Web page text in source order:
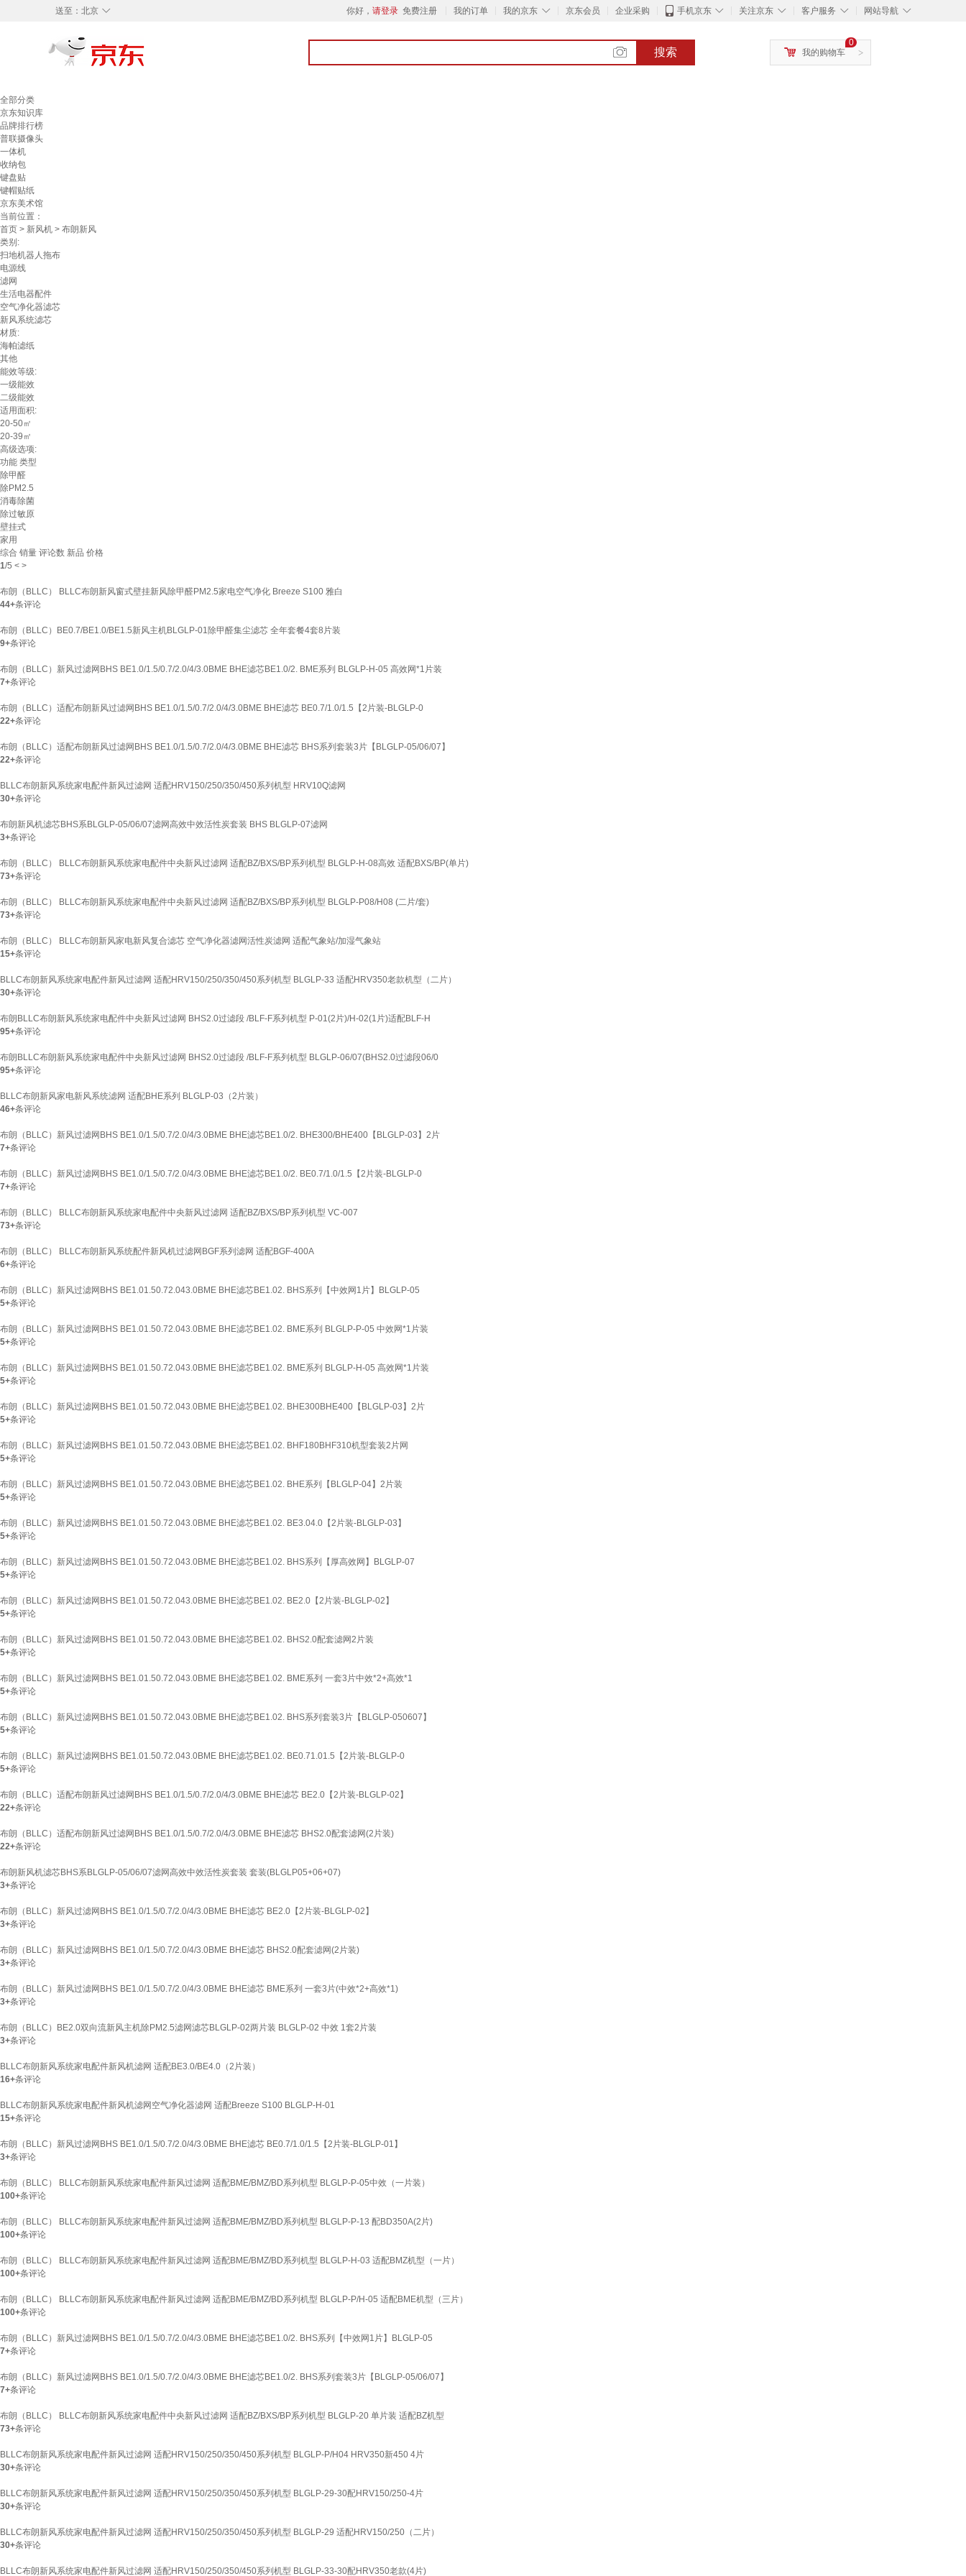
◇
送至： 北京 你好， 请登录 免费注册 我的订单 ◇
我的京东 京东会员 企业采购 ◇
手机京东 ◇
关注京东 ◇
客户服务 ◇
网站导航
搜索 >
0
我的购物车
全部分类
京东知识库
品牌排行榜
普联摄像头
一体机
收纳包
键盘贴
键帽贴纸
京东美术馆
当前位置：
首页 > 新风机 > 布朗新风
类别:
扫地机器人拖布
电源线
滤网
生活电器配件
空气净化器滤芯
新风系统滤芯
材质:
海帕滤纸
其他
能效等级:
一级能效
二级能效
适用面积:
20-50㎡
20-39㎡
高级选项:
功能 类型
除甲醛
除PM2.5
消毒除菌
除过敏原
壁挂式
家用
综合 销量 评论数 新品 价格
1/5 < >
布朗（BLLC） BLLC布朗新风窗式壁挂新风除甲醛PM2.5家电空气净化 Breeze S100 雅白
44+条评论
布朗（BLLC）BE0.7/BE1.0/BE1.5新风主机BLGLP-01除甲醛集尘滤芯 全年套餐4套8片装
9+条评论
布朗（BLLC）新风过滤网BHS BE1.0/1.5/0.7/2.0/4/3.0BME BHE滤芯BE1.0/2. BME系列 BLGLP-H-05 高效网*1片装
7+条评论
布朗（BLLC）适配布朗新风过滤网BHS BE1.0/1.5/0.7/2.0/4/3.0BME BHE滤芯 BE0.7/1.0/1.5【2片装-BLGLP-0
22+条评论
布朗（BLLC）适配布朗新风过滤网BHS BE1.0/1.5/0.7/2.0/4/3.0BME BHE滤芯 BHS系列套装3片【BLGLP-05/06/07】
22+条评论
BLLC布朗新风系统家电配件新风过滤网 适配HRV150/250/350/450系列机型 HRV10Q滤网
30+条评论
布朗新风机滤芯BHS系BLGLP-05/06/07滤网高效中效活性炭套装 BHS BLGLP-07滤网
3+条评论
布朗（BLLC） BLLC布朗新风系统家电配件中央新风过滤网 适配BZ/BXS/BP系列机型 BLGLP-H-08高效 适配BXS/BP(单片)
73+条评论
布朗（BLLC） BLLC布朗新风系统家电配件中央新风过滤网 适配BZ/BXS/BP系列机型 BLGLP-P08/H08 (二片/套)
73+条评论
布朗（BLLC） BLLC布朗新风家电新风复合滤芯 空气净化器滤网活性炭滤网 适配气象站/加湿气象站
15+条评论
BLLC布朗新风系统家电配件新风过滤网 适配HRV150/250/350/450系列机型 BLGLP-33 适配HRV350老款机型（二片）
30+条评论
布朗BLLC布朗新风系统家电配件中央新风过滤网 BHS2.0过滤段 /BLF-F系列机型 P-01(2片)/H-02(1片)适配BLF-H
95+条评论
布朗BLLC布朗新风系统家电配件中央新风过滤网 BHS2.0过滤段 /BLF-F系列机型 BLGLP-06/07(BHS2.0过滤段06/0
95+条评论
BLLC布朗新风家电新风系统滤网 适配BHE系列 BLGLP-03（2片装）
46+条评论
布朗（BLLC）新风过滤网BHS BE1.0/1.5/0.7/2.0/4/3.0BME BHE滤芯BE1.0/2. BHE300/BHE400【BLGLP-03】2片
7+条评论
布朗（BLLC）新风过滤网BHS BE1.0/1.5/0.7/2.0/4/3.0BME BHE滤芯BE1.0/2. BE0.7/1.0/1.5【2片装-BLGLP-0
7+条评论
布朗（BLLC） BLLC布朗新风系统家电配件中央新风过滤网 适配BZ/BXS/BP系列机型 VC-007
73+条评论
布朗（BLLC） BLLC布朗新风系统配件新风机过滤网BGF系列滤网 适配BGF-400A
6+条评论
布朗（BLLC）新风过滤网BHS BE1.01.50.72.043.0BME BHE滤芯BE1.02. BHS系列【中效网1片】BLGLP-05
5+条评论
布朗（BLLC）新风过滤网BHS BE1.01.50.72.043.0BME BHE滤芯BE1.02. BME系列 BLGLP-P-05 中效网*1片装
5+条评论
布朗（BLLC）新风过滤网BHS BE1.01.50.72.043.0BME BHE滤芯BE1.02. BME系列 BLGLP-H-05 高效网*1片装
5+条评论
布朗（BLLC）新风过滤网BHS BE1.01.50.72.043.0BME BHE滤芯BE1.02. BHE300BHE400【BLGLP-03】2片
5+条评论
布朗（BLLC）新风过滤网BHS BE1.01.50.72.043.0BME BHE滤芯BE1.02. BHF180BHF310机型套装2片网
5+条评论
布朗（BLLC）新风过滤网BHS BE1.01.50.72.043.0BME BHE滤芯BE1.02. BHE系列【BLGLP-04】2片装
5+条评论
布朗（BLLC）新风过滤网BHS BE1.01.50.72.043.0BME BHE滤芯BE1.02. BE3.04.0【2片装-BLGLP-03】
5+条评论
布朗（BLLC）新风过滤网BHS BE1.01.50.72.043.0BME BHE滤芯BE1.02. BHS系列【厚高效网】BLGLP-07
5+条评论
布朗（BLLC）新风过滤网BHS BE1.01.50.72.043.0BME BHE滤芯BE1.02. BE2.0【2片装-BLGLP-02】
5+条评论
布朗（BLLC）新风过滤网BHS BE1.01.50.72.043.0BME BHE滤芯BE1.02. BHS2.0配套滤网2片装
5+条评论
布朗（BLLC）新风过滤网BHS BE1.01.50.72.043.0BME BHE滤芯BE1.02. BME系列 一套3片中效*2+高效*1
5+条评论
布朗（BLLC）新风过滤网BHS BE1.01.50.72.043.0BME BHE滤芯BE1.02. BHS系列套装3片【BLGLP-050607】
5+条评论
布朗（BLLC）新风过滤网BHS BE1.01.50.72.043.0BME BHE滤芯BE1.02. BE0.71.01.5【2片装-BLGLP-0
5+条评论
布朗（BLLC）适配布朗新风过滤网BHS BE1.0/1.5/0.7/2.0/4/3.0BME BHE滤芯 BE2.0【2片装-BLGLP-02】
22+条评论
布朗（BLLC）适配布朗新风过滤网BHS BE1.0/1.5/0.7/2.0/4/3.0BME BHE滤芯 BHS2.0配套滤网(2片装)
22+条评论
布朗新风机滤芯BHS系BLGLP-05/06/07滤网高效中效活性炭套装 套装(BLGLP05+06+07)
3+条评论
布朗（BLLC）新风过滤网BHS BE1.0/1.5/0.7/2.0/4/3.0BME BHE滤芯 BE2.0【2片装-BLGLP-02】
3+条评论
布朗（BLLC）新风过滤网BHS BE1.0/1.5/0.7/2.0/4/3.0BME BHE滤芯 BHS2.0配套滤网(2片装)
3+条评论
布朗（BLLC）新风过滤网BHS BE1.0/1.5/0.7/2.0/4/3.0BME BHE滤芯 BME系列 一套3片(中效*2+高效*1)
3+条评论
布朗（BLLC）BE2.0双向流新风主机除PM2.5滤网滤芯BLGLP-02两片装 BLGLP-02 中效 1套2片装
3+条评论
BLLC布朗新风系统家电配件新风机滤网 适配BE3.0/BE4.0（2片装）
16+条评论
BLLC布朗新风系统家电配件新风机滤网空气净化器滤网 适配Breeze S100 BLGLP-H-01
15+条评论
布朗（BLLC）新风过滤网BHS BE1.0/1.5/0.7/2.0/4/3.0BME BHE滤芯 BE0.7/1.0/1.5【2片装-BLGLP-01】
3+条评论
布朗（BLLC） BLLC布朗新风系统家电配件新风过滤网 适配BME/BMZ/BD系列机型 BLGLP-P-05中效（一片装）
100+条评论
布朗（BLLC） BLLC布朗新风系统家电配件新风过滤网 适配BME/BMZ/BD系列机型 BLGLP-P-13 配BD350A(2片)
100+条评论
布朗（BLLC） BLLC布朗新风系统家电配件新风过滤网 适配BME/BMZ/BD系列机型 BLGLP-H-03 适配BMZ机型（一片）
100+条评论
布朗（BLLC） BLLC布朗新风系统家电配件新风过滤网 适配BME/BMZ/BD系列机型 BLGLP-P/H-05 适配BME机型（三片）
100+条评论
布朗（BLLC）新风过滤网BHS BE1.0/1.5/0.7/2.0/4/3.0BME BHE滤芯BE1.0/2. BHS系列【中效网1片】BLGLP-05
7+条评论
布朗（BLLC）新风过滤网BHS BE1.0/1.5/0.7/2.0/4/3.0BME BHE滤芯BE1.0/2. BHS系列套装3片【BLGLP-05/06/07】
7+条评论
布朗（BLLC） BLLC布朗新风系统家电配件中央新风过滤网 适配BZ/BXS/BP系列机型 BLGLP-20 单片装 适配BZ机型
73+条评论
BLLC布朗新风系统家电配件新风过滤网 适配HRV150/250/350/450系列机型 BLGLP-P/H04 HRV350新450 4片
30+条评论
BLLC布朗新风系统家电配件新风过滤网 适配HRV150/250/350/450系列机型 BLGLP-29-30配HRV150/250-4片
30+条评论
BLLC布朗新风系统家电配件新风过滤网 适配HRV150/250/350/450系列机型 BLGLP-29 适配HRV150/250（二片）
30+条评论
BLLC布朗新风系统家电配件新风过滤网 适配HRV150/250/350/450系列机型 BLGLP-33-30配HRV350老款(4片)